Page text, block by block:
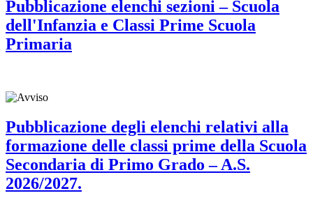
Pubblicazione elenchi sezioni – Scuola
dell'Infanzia e Classi Prime Scuola
Primaria
Pubblicazione degli elenchi relativi alla
formazione delle classi prime della Scuola
Secondaria di Primo Grado – A.S.
2026/2027.